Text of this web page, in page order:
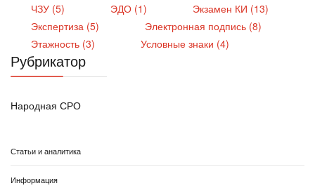
ЧЗУ (5)
ЭДО (1)
Экзамен КИ (13)
Экспертиза (5)
Электронная подпись (8)
Этажность (3)
Условные знаки (4)
Рубрикатор
Народная СРО
Статьи и аналитика
Информация